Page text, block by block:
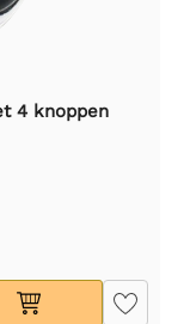
4 knoppen